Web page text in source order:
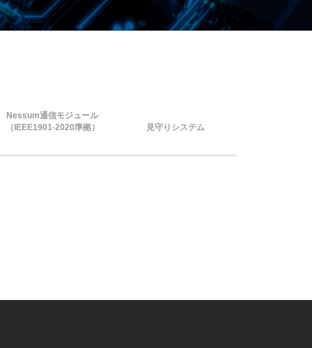
Nessum通信モジュール
（IEEE1901-2020準拠）
見守りシステム